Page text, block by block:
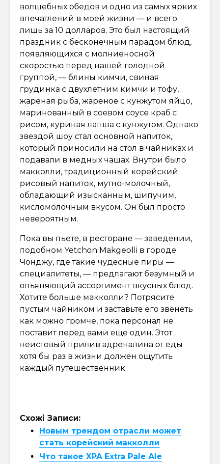
волшебных обедов и одно из самых ярких
впечатлений в моей жизни — и всего
лишь за 10 долларов. Это был настоящий
праздник с бесконечным парадом блюд,
появляющихся с молниеносной
скоростью перед нашей голодной
группой, — блины кимчи, свиная
грудинка с двухлетним кимчи и тофу,
жареная рыба, жареное с кунжутом яйцо,
маринованный в соевом соусе краб с
рисом, куриная лапша с кунжутом. Однако
звездой шоу стал основной напиток,
который приносили на стол в чайниках и
подавали в медных чашах. Внутри было
макколли, традиционный корейский
рисовый напиток, мутно-молочный,
обладающий изысканным, шипучим,
кисломолочным вкусом. Он был просто
невероятным.
Пока вы пьете, в ресторане — заведении,
подобном Yetchon Makgeolli в городе
Чонджу, где такие чудесные пиры —
специалитеты, — предлагают безумный и
опьяняющий ассортимент вкусных блюд.
Хотите больше макколли? Потрясите
пустым чайником и заставьте его звенеть
как можно громче, пока персонал не
поставит перед вами еще один. Этот
неистовый прилив адреналина от еды
хотя бы раз в жизни должен ощутить
каждый путешественник.
Схожі Записи:
Новым трендом отрасли может
стать корейский макколли
Что такое XPA Extra Pale Ale